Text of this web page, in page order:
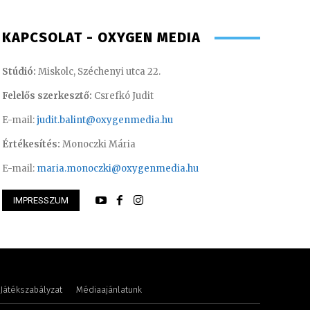
Péter – programigazgató
KAPCSOLAT - OXYGEN MEDIA
Stúdió: Miskolc, Széchenyi utca 22.
Felelős szerkesztő: Csrefkó Judit
E-mail:judit.balint@oxygenmedia.hu
Értékesítés: Monoczki Mária
E-mail: maria.monoczki@oxygenmedia.hu
IMPRESSZUM
Játékszabályzat Médiaajánlatunk